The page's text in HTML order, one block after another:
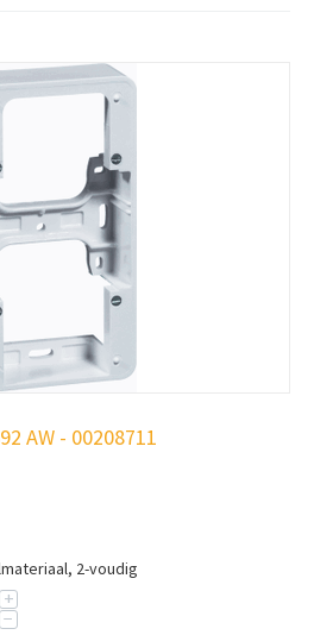
AW - 00208711
2-voudig
+
−